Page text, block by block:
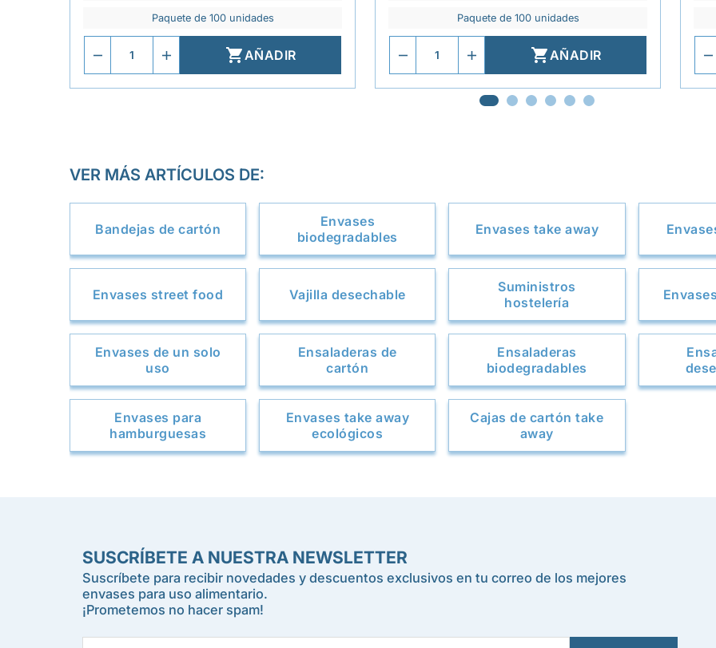
Paquete de 100 unidades
AÑADIR
Paquete de 100 unidades
AÑADIR
VER MÁS ARTÍCULOS DE:
Bandejas de cartón
Envases
biodegradables
Envases take away
Envases street food Vajilla desechable
Suministros
hostelería
Envases de un solo
uso
Ensaladeras de
cartón
Ensaladeras
biodegradables
Envases para
hamburguesas
Envases take away
ecológicos
Cajas de cartón take
away
SUSCRÍBETE A NUESTRA NEWSLETTER
Suscríbete para recibir novedades y descuentos exclusivos en tu correo de los mejores
envases para uso alimentario.
¡Prometemos no hacer spam!